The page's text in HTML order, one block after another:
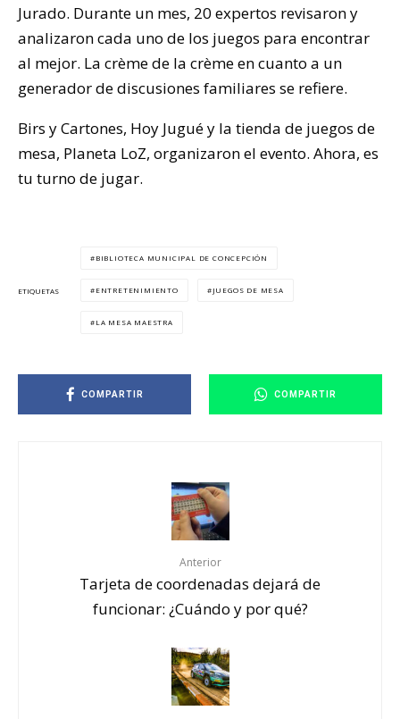
Jurado. Durante un mes, 20 expertos revisaron y
analizaron cada uno de los juegos para encontrar
al mejor. La crème de la crème en cuanto a un
generador de discusiones familiares se refiere.
Birs y Cartones, Hoy Jugué y la tienda de juegos de
mesa, Planeta LoZ, organizaron el evento. Ahora, es
tu turno de jugar.
ETIQUETAS
BIBLIOTECA MUNICIPAL DE CONCEPCIÓN
ENTRETENIMIENTO JUEGOS DE MESA
LA MESA MAESTRA
COMPARTIR COMPARTIR
Anterior
Tarjeta de coordenadas dejará de
funcionar: ¿Cuándo y por qué?